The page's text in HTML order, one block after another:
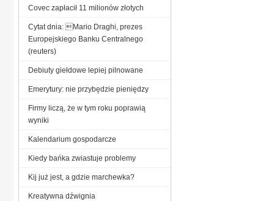
Covec zapłacił 11 milionów złotych
Cytat dnia: Mario Draghi, prezes
Europejskiego Banku Centralnego
(reuters)
Debiuty giełdowe lepiej pilnowane
Emerytury: nie przybędzie pieniędzy
Firmy liczą, że w tym roku poprawią
wyniki
Kalendarium gospodarcze
Kiedy bańka zwiastuje problemy
Kij już jest, a gdzie marchewka?
Kreatywna dźwignia